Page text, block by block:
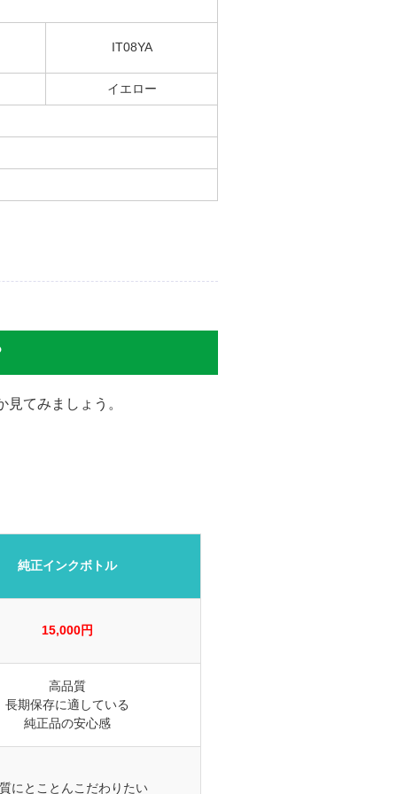
々しかしていませんが目詰ま
IT08YA
イエロー
てみましょう。
純正インクボトル
15,000円
高品質
長期保存に適している
純正品の安心感
にとことんこだわりたい